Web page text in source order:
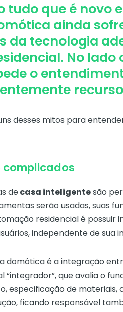
tudo que é novo
ainda
da tecnologia
No lado
o
desses mitos para
complicados
decasa inteligentesão
serão usadas, suas
residencial é possuir
independente de sua
domótica é a integração
“integrador”, que avalia o
especificação de
ficando responsável